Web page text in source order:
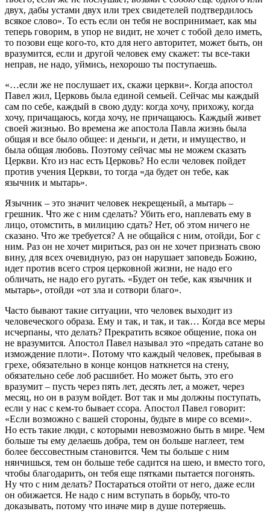
двух, дабы устами двух или трех свидетелей подтвердилось
всякое слово». То есть если он тебя не воспринимает, как мы
теперь говорим, в упор не видит, не хочет с тобой дело иметь,
то позови еще кого-то, кто для него авторитет, может быть, он
вразумится, если и другой человек ему скажет: ты все-таки
неправ, не надо, уймись, нехорошо ты поступаешь.
«…если же не послушает их, скажи церкви». Когда апостол
Павел жил, Церковь была единой семьей. Сейчас мы каждый
сам по себе, каждый в свою дуду: когда хочу, прихожу, когда
хочу, причащаюсь, когда хочу, не причащаюсь. Каждый живет
своей жизнью. Во времена же апостола Павла жизнь была
общая и все было общее: и деньги, и дети, и имущество, и
была общая любовь. Поэтому сейчас мы не можем сказать
Церкви. Кто из нас есть Церковь? Но если человек пойдет
против учения Церкви, то тогда «да будет он тебе, как
язычник и мытарь».
Язычник – это значит человек некрещеный, а мытарь –
грешник. Что же с ним сделать? Убить его, наплевать ему в
лицо, отомстить, в милицию сдать? Нет, об этом ничего не
сказано. Что же требуется? А не общайся с ним, отойди, Бог с
ним. Раз он не хочет мириться, раз он не хочет признать свою
вину, для всех очевидную, раз он нарушает заповедь Божию,
идет против всего строя церковной жизни, не надо его
обличать, не надо его ругать. «Будет он тебе, как язычник и
мытарь», отойди «от зла и сотвори благо».
Часто бывают такие ситуации, что человек выходит из
человеческого образа. Ему и так, и так, и так… Когда все меры
исчерпаны, что делать? Прекратить всякое общение, пока он
не вразумится. Апостол Павел называл это «предать сатане во
измождение плоти». Потому что каждый человек, пребывая в
грехе, обязательно в конце концов наткнется на стену,
обязательно себе лоб расшибет. Но может быть, это его
вразумит – пусть через пять лет, десять лет, а может, через
месяц, но он в разум войдет. Вот так и мы должны поступать,
если у нас с кем-то бывает ссора. Апостол Павел говорит:
«Если возможно с вашей стороны, будьте в мире со всеми».
Но есть такие люди, с которыми невозможно быть в мире. Чем
больше ты ему делаешь добра, тем он больше наглеет, тем
более бессовестным становится. Чем ты больше с ним
нянчишься, тем он больше тебе садится на шею, и вместо того,
чтобы благодарить, он тебя еще пятками пытается погонять.
Ну что с ним делать? Постараться отойти от него, даже если
он обижается. Не надо с ним вступать в борьбу, что-то
доказывать, потому что иначе мир в душе потеряешь.